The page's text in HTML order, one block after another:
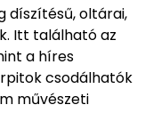
díszítésű, oltárai,
Itt található az
a híres
csodálhatók
művészeti